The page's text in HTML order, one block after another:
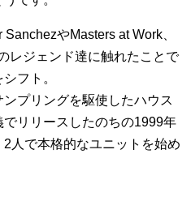
やMasters at Work、
レジェンド達に触れたことで
フト。
プリングを駆使したハウス
でリリースしたのちの1999年
人で本格的なユニットを始め